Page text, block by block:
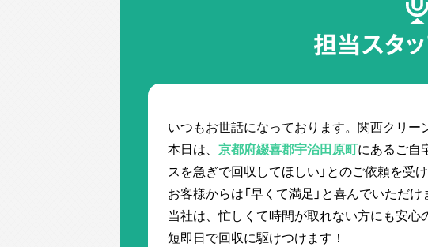
担当スタ
いつもお世話になっております。関西クリー
本日は、 京都府綴喜郡宇治田原町にあるご自
スを急ぎで回収してほしい」とのご依頼を受
お客様からは「早くて満足」と喜んでいただけ
当社は、忙しくて時間が取れない方にも安
短即日で回収に駆けつけます！